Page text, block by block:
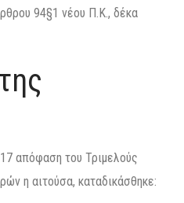
94§1 νέου Π.Κ., δέκα
απόφαση του Τριμελούς
η αιτούσα, καταδικάσθηκε: